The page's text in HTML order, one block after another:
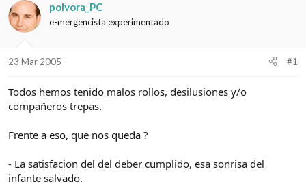
a
d
o
d
t
e
a
d
e
n
o
polvora_PC
e-mergencista experimentado
23 Mar 2005 #1
Todos hemos tenido malos rollos, desilusiones y/o
compañeros trepas.
Frente a eso, que nos queda ?
- La satisfacion del del deber cumplido, esa sonrisa del
infante salvado.